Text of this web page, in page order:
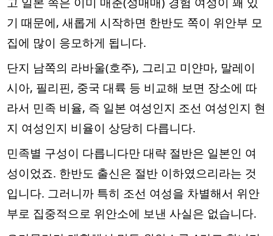
기 때문에, 새롭게 시작하면 한반도 쪽이 위안부 모
집에 많이 응모하게 됩니다.
단지 남쪽의 라바울(호주), 그리고 미얀마, 말레이
시아, 필리핀, 중국 대륙 등 비교해 보면 장소에 따
라서 민족 비율, 즉 일본 여성인지 조선 여성인지 현
지 여성인지 비율이 상당히 다릅니다.
민족별 구성이 다릅니다만 대략 절반은 일본인 여
성이었죠. 한반도 출신은 절반 이하였으리라는 것
입니다. 그러니까 특히 조선 여성을 차별해서 위안
부로 집중적으로 위안소에 보낸 사실은 없습니다.